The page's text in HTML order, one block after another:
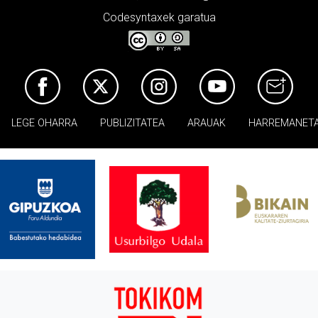
Codesyntaxek garatua
LEGE OHARRA PUBLIZITATEA ARAUAK